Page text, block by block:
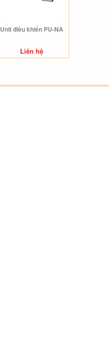
Unit điều khiển PU-NA
Liên hệ